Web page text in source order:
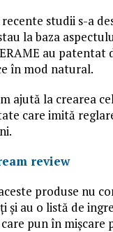
studii s-a
la baza
au
în mod natural.
ajută la crearea
care imită
produse nu
și au o listă de
pun în